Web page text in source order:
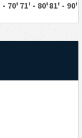
- 70' 71' - 80'81' - 90'